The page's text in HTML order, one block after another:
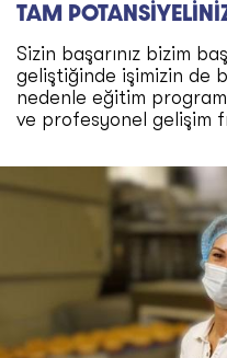
TAM
Sizin başarınız bizim
geliştiğinde işimizin de
nedenle eğitim
ve profesyonel gelişim